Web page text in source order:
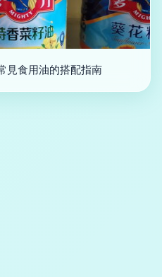
見食用油的搭配指南